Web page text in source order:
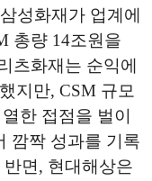
성화재가 업계에
총량 14조원을
츠화재는 순익에
지만, CSM 규모
한 접점을 벌이
깜짝 성과를 기록
면, 현대해상은